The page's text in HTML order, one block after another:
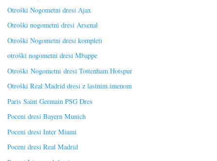
Otroški Nogometni dresi Ajax
Otroški nogometni dresi Arsenal
Otroški Nogometni dresi kompleti
otroški nogometni dresi Mbappe
Otroški Nogometni dresi Tottenham Hotspur
Otroški Real Madrid dresi z lastnim imenom
Paris Saint Germain PSG Dres
Poceni dresi Bayern Munich
Poceni dresi Inter Miami
Poceni dresi Real Madrid